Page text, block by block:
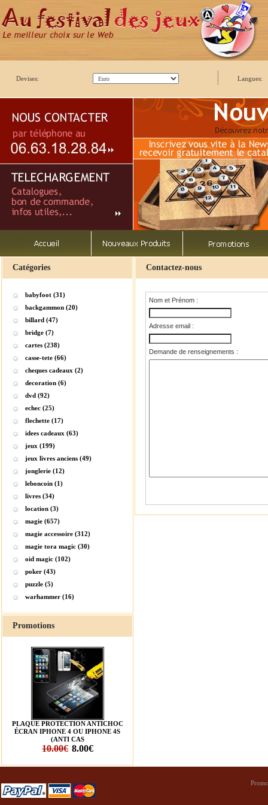
Devises: Langues:
Catégories
babyfoot (31)
backgammon (20)
billard (47)
bridge (7)
cartes (238)
casse-tete (66)
cheques cadeaux (2)
decoration (6)
dvd (92)
echec (25)
flechette (17)
idees cadeaux (63)
jeux (199)
jeux livres anciens (49)
jonglerie (12)
leboncoin (1)
livres (34)
location (3)
magie (657)
magie accessoire (312)
magie tora magic (30)
oid magic (102)
poker (43)
puzzle (5)
warhammer (16)
Promotions
PLAQUE PROTECTION ANTICHOC
ÉCRAN IPHONE 4 OU IPHONE 4S
(ANTI CAS
10.00€ 8.00€
Contactez-nous
Nom et Prénom :
Adresse email :
Demande de renseignements :